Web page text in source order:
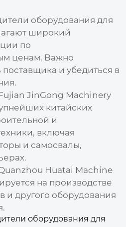
оборудования для
широкий
по
ценам. Важно
и убедиться в
JinGong Machinery
китайских
и
включая
и самосвалы,
Huatai Machine
на производстве
и другого оборудования
оборудования для